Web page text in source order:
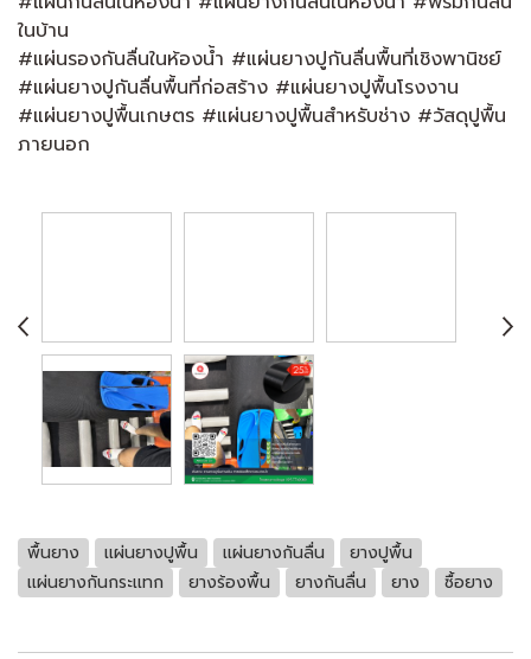
ในบ้าน
#แผ่นรองกันลื่นในห้องน้ำ #แผ่นยางปูกันลื่นพื้นที่เชิงพานิชย์
#แผ่นยางปูกันลื่นพื้นที่ก่อสร้าง #แผ่นยางปูพื้นโรงงาน
#แผ่นยางปูพื้นเกษตร #แผ่นยางปูพื้นสำหรับช่าง #วัสดุปูพื้น
ภายนอก
พื้นยาง เเผ่นยางปูพื้น เเผ่นยางกันลื่น
ยางปูพื้น
เเผ่นยางกันกระเเทก
ยางร้องพื้น ยางกันลื่น ยาง ซื้อยาง